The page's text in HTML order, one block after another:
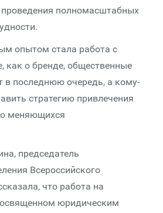
полномасштабных
опытом стала работа с
как о бренде, общественные
в последнюю очередь, а кому-
стратегию привлечения
меняющихся
председатель
Всероссийского
что работа на
юридическим